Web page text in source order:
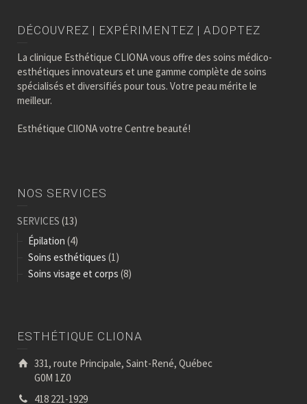
DÉCOUVREZ | EXPÉRIMENTEZ | ADOPTEZ
La clinique Esthétique CLIONA vous offre des soins médico-
esthétiques innovateurs et une gamme complète de soins
spécialisés et diversifiés pour tous. Votre peau mérite le
meilleur.
Esthétique ClIONA votre Centre beauté!
NOS SERVICES
SERVICES (13)
Épilation (4)
Soins esthétiques (1)
Soins visage et corps (8)
ESTHÉTIQUE CLIONA
331, route Principale, Saint-René, Québec
G0M 1Z0
418 221-1929